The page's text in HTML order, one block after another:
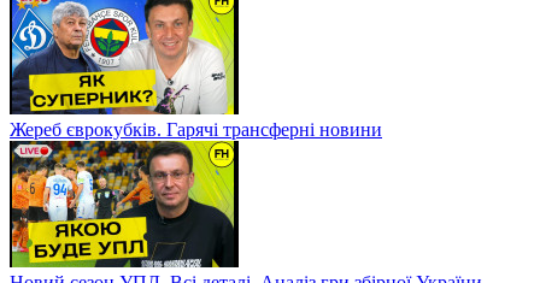
Жереб єврокубків. Гарячі трансферні новини